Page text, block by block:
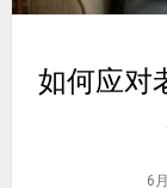
如何应对
6